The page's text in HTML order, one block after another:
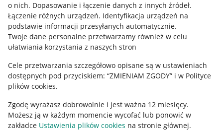
o nich. Dopasowanie i łączenie danych z innych źródeł.
Łączenie różnych urządzeń. Identyfikacja urządzeń na
podstawie informacji przesyłanych automatycznie.
Twoje dane personalne przetwarzamy również w celu
ułatwiania korzystania z naszych stron
Cele przetwarzania szczegółowo opisane są w ustawieniach
dostępnych pod przyciskiem: “ZMIENIAM ZGODY” i w Polityce
plików cookies.
Zgodę wyrażasz dobrowolnie i jest ważna 12 miesięcy.
Możesz ją w każdym momencie wycofać lub ponowić w
zakładce Ustawienia plików cookies na stronie głównej.
Regulamin
Polityka plików "cookies"
Ustawienia plików "cookies"
Udostępnianie lokalizacji
Informacje dla Aktu o Usługach Cyfrowych
Pobierz aplikację